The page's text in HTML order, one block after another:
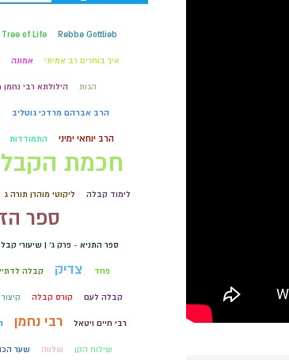
Rebbe Gottlieb
Tree of Life
איך בוחרים רב אמיתי אמונה
הגות הילולתא רבי
הרב אברהם מרדכי גוטליב
הרב יוחאי ימיני התמודדות
חכמת
לימוד קבלה ליקוטי מוהרן תורה ג
ספר
ספר התניא - פרק ג' | שיעורי
פחד צדיק קבלה
קבלה לעם קורס קבלה
רבי חיים ויטאל רבי נחמן
שילוח הקן שלווה שער